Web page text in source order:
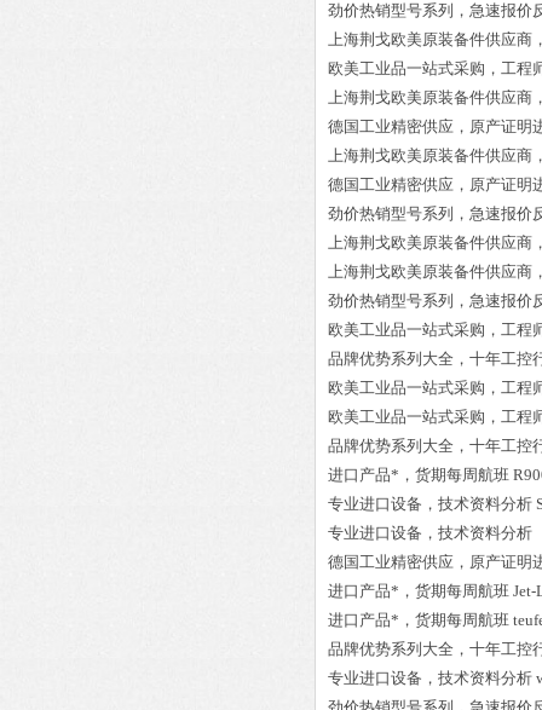
劲价热销型号系列，急速报价
上海荆戈欧美原装备件供应商
欧美工业品一站式采购，工程
上海荆戈欧美原装备件供应商
德国工业精密供应，原产证明
上海荆戈欧美原装备件供应商
德国工业精密供应，原产证明
劲价热销型号系列，急速报价
上海荆戈欧美原装备件供应商
上海荆戈欧美原装备件供应商
劲价热销型号系列，急速报价
欧美工业品一站式采购，工程
品牌优势系列大全，十年工控
欧美工业品一站式采购，工程
欧美工业品一站式采购，工程
品牌优势系列大全，十年工控
进口产品*，货期每周航班
专业进口设备，技术资料分析
专业进口设备，技术资料分析
德国工业精密供应，原产证明
进口产品*，货期每周航班 Jet-
进口产品*，货期每周航班
品牌优势系列大全，十年工控
专业进口设备，技术资料分析